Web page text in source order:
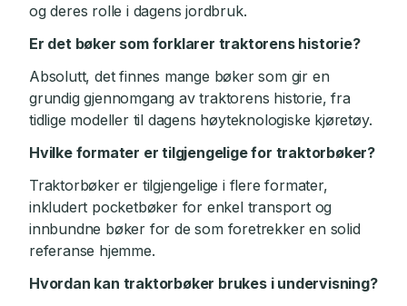
og deres rolle i dagens jordbruk.
Er det bøker som forklarer traktorens historie?
Absolutt, det finnes mange bøker som gir en
grundig gjennomgang av traktorens historie, fra
tidlige modeller til dagens høyteknologiske kjøretøy.
Hvilke formater er tilgjengelige for traktorbøker?
Traktorbøker er tilgjengelige i flere formater,
inkludert pocketbøker for enkel transport og
innbundne bøker for de som foretrekker en solid
referanse hjemme.
Hvordan kan traktorbøker brukes i undervisning?